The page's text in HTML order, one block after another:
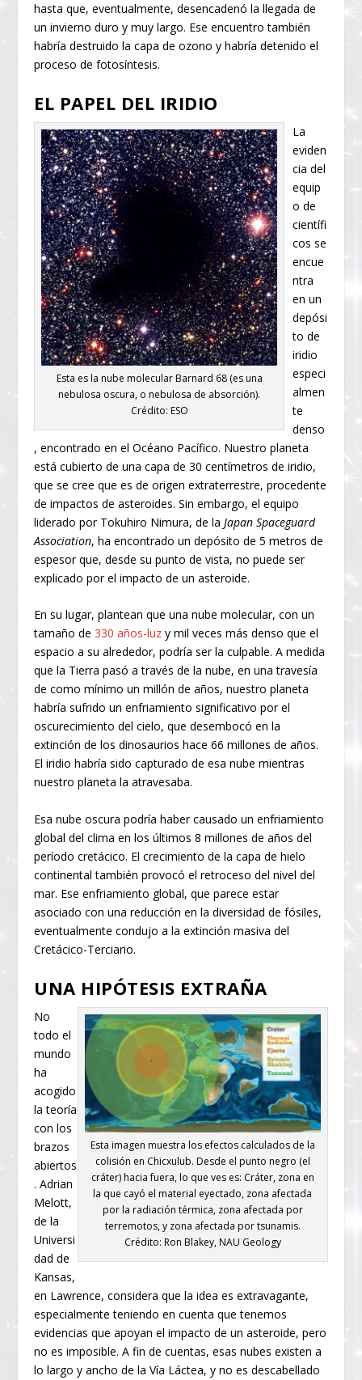
hasta que, eventualmente, desencadenó la llegada de
un invierno duro y muy largo. Ese encuentro también
habría destruido la capa de ozono y habría detenido el
proceso de fotosíntesis.
EL PAPEL DEL IRIDIO
Esta es la nube molecular Barnard 68 (es una
nebulosa oscura, o nebulosa de absorción).
Crédito: ESO
La
eviden
cia del
equip
o de
científi
cos se
encue
ntra
en un
depósi
to de
iridio
especi
almen
te
denso
, encontrado en el Océano Pacífico. Nuestro planeta
está cubierto de una capa de 30 centímetros de iridio,
que se cree que es de origen extraterrestre, procedente
de impactos de asteroides. Sin embargo, el equipo
liderado por Tokuhiro Nimura, de laJapan Spaceguard
Association, ha encontrado un depósito de 5 metros de
espesor que, desde su punto de vista, no puede ser
explicado por el impacto de un asteroide.
En su lugar, plantean que una nube molecular, con un
tamaño de 330 años-luz y mil veces más denso que el
espacio a su alrededor, podría ser la culpable. A medida
que la Tierra pasó a través de la nube, en una travesía
de como mínimo un millón de años, nuestro planeta
habría sufrido un enfriamiento significativo por el
oscurecimiento del cielo, que desembocó en la
extinción de los dinosaurios hace 66 millones de años.
El iridio habría sido capturado de esa nube mientras
nuestro planeta la atravesaba.
Esa nube oscura podría haber causado un enfriamiento
global del clima en los últimos 8 millones de años del
período cretácico. El crecimiento de la capa de hielo
continental también provocó el retroceso del nivel del
mar. Ese enfriamiento global, que parece estar
asociado con una reducción en la diversidad de fósiles,
eventualmente condujo a la extinción masiva del
Cretácico-Terciario.
UNA HIPÓTESIS EXTRAÑA
Esta imagen muestra los efectos calculados de la
colisión en Chicxulub. Desde el punto negro (el
cráter) hacia fuera, lo que ves es: Cráter, zona en
la que cayó el material eyectado, zona afectada
por la radiación térmica, zona afectada por
terremotos, y zona afectada por tsunamis.
Crédito: Ron Blakey, NAU Geology
No
todo el
mundo
ha
acogido
la teoría
con los
brazos
abiertos
. Adrian
Melott,
de la
Universi
dad de
Kansas,
en Lawrence, considera que la idea es extravagante,
especialmente teniendo en cuenta que tenemos
evidencias que apoyan el impacto de un asteroide, pero
no es imposible. A fin de cuentas, esas nubes existen a
lo largo y ancho de la Vía Láctea, y no es descabellado